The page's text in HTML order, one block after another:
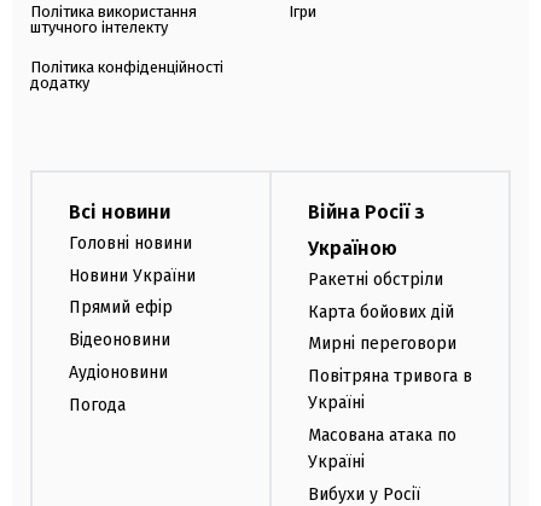
Політика використання
штучного інтелекту
Політика конфіденційності
додатку
Ігри
Всі новини
Головні новини
Новини України
Прямий ефір
Відеоновини
Аудіоновини
Погода
Війна Росії з
Україною
Ракетні обстріли
Карта бойових дій
Мирні переговори
Повітряна тривога в
Україні
Масована атака по
Україні
Вибухи у Росії